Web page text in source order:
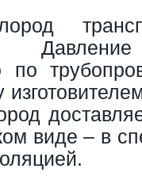
по
виде – в